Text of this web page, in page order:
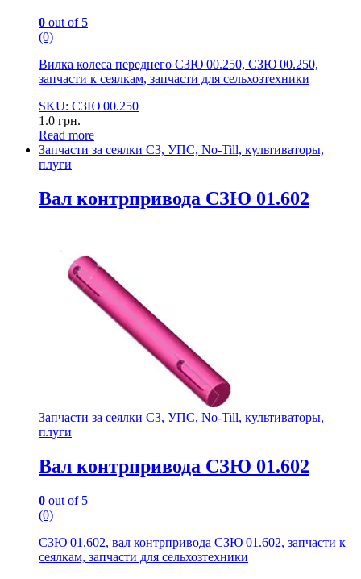
0 out of 5
(0)
Вилка колеса переднего СЗЮ 00.250, СЗЮ 00.250,
запчасти к сеялкам, запчасти для сельхозтехники
SKU: СЗЮ 00.250
1.0 грн.
Read more
Запчасти за сеялки СЗ, УПС, No-Till, культиваторы,
плуги
Вал контрпривода СЗЮ 01.602
Запчасти за сеялки СЗ, УПС, No-Till, культиваторы,
плуги
Вал контрпривода СЗЮ 01.602
0 out of 5
(0)
СЗЮ 01.602, вал контрпривода СЗЮ 01.602, запчасти к
сеялкам, запчасти для сельхозтехники